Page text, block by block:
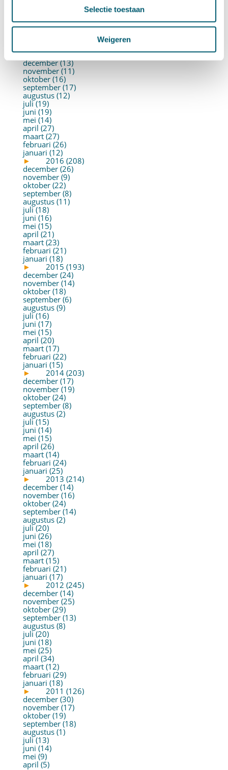
Selectie toestaan
Weigeren
april (22)
maart (10)
►
2017 (213)
december (13)
november (11)
oktober (16)
september (17)
augustus (12)
juli (19)
juni (19)
mei (14)
april (27)
maart (27)
februari (26)
januari (12)
►
2016 (208)
december (26)
november (9)
oktober (22)
september (8)
augustus (11)
juli (18)
juni (16)
mei (15)
april (21)
maart (23)
februari (21)
januari (18)
►
2015 (193)
december (24)
november (14)
oktober (18)
september (6)
augustus (9)
juli (16)
juni (17)
mei (15)
april (20)
maart (17)
februari (22)
januari (15)
►
2014 (203)
december (17)
november (19)
oktober (24)
september (8)
augustus (2)
juli (15)
juni (14)
mei (15)
april (26)
maart (14)
februari (24)
januari (25)
►
2013 (214)
december (14)
november (16)
oktober (24)
september (14)
augustus (2)
juli (20)
juni (26)
mei (18)
april (27)
maart (15)
februari (21)
januari (17)
►
2012 (245)
december (14)
november (25)
oktober (29)
september (13)
augustus (8)
juli (20)
juni (18)
mei (25)
april (34)
maart (12)
februari (29)
januari (18)
►
2011 (126)
december (30)
november (17)
oktober (19)
september (18)
augustus (1)
juli (13)
juni (14)
mei (9)
april (5)